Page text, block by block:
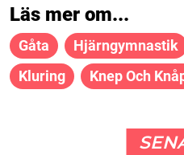
Läs mer om...
Gåta Hjärngymnastik
Kluring
Knep Och